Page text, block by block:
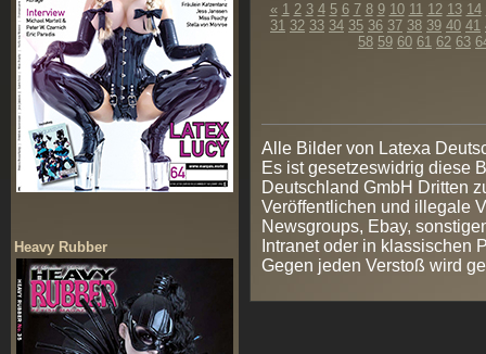
Heavy Rubber
« 1 2 3 4 5 6 7 8 9 10 11 12 13 14
31 32 33 34 35 36 37 38 39 40 41
58 59 60 61 62 63
Alle Bilder von Latexa
Es ist gesetzeswidrig diese
Deutschland GmbH Dritten
Veröffentlichen und illegale
Newsgroups, Ebay,
Intranet oder in klassischen
Gegen jeden Verstoß wird